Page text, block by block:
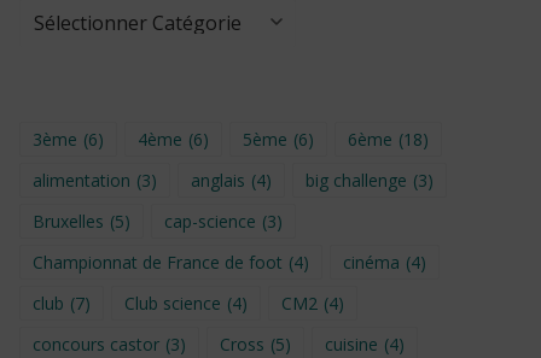
3ème (6) 4ème (6) 5ème (6) 6ème (18)
alimentation (3) anglais (4) big challenge (3)
Bruxelles (5) cap-science (3)
Championnat de France de foot (4) cinéma (4)
club (7) Club science (4) CM2 (4)
concours castor (3) Cross (5) cuisine (4)